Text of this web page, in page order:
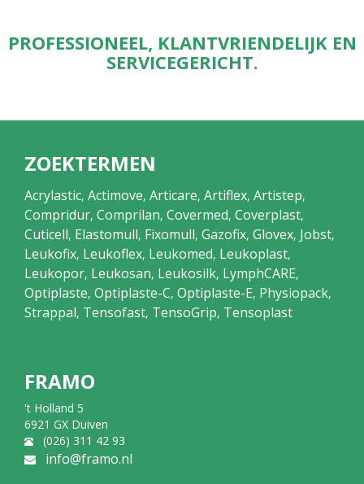
PROFESSIONEEL, KLANTVRIENDELIJK EN
SERVICEGERICHT.
ZOEKTERMEN
Acrylastic, Actimove, Articare, Artiflex, Artistep,
Compridur, Comprilan, Covermed, Coverplast,
Cuticell, Elastomull, Fixomull, Gazofix, Glovex, Jobst,
Leukofix, Leukoflex, Leukomed, Leukoplast,
Leukopor, Leukosan, Leukosilk, LymphCARE,
Optiplaste, Optiplaste-C, Optiplaste-E, Physiopack,
Strappal, Tensofast, TensoGrip, Tensoplast
FRAMO
't Holland 5
6921 GX Duiven
(026) 311 42 93
info@framo.nl